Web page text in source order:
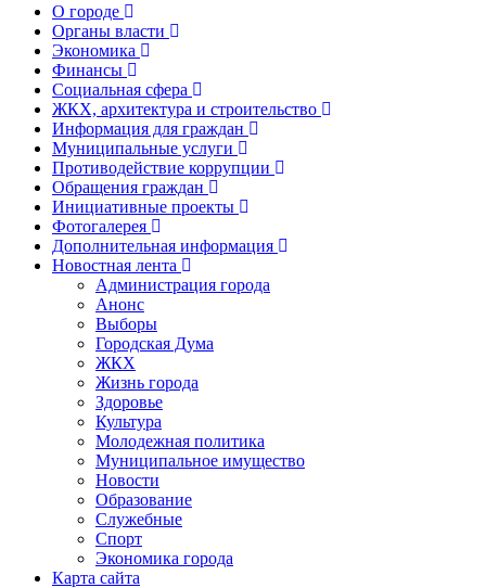
О городе
Органы власти
Экономика
Финансы
Социальная сфера
ЖКХ, архитектура и строительство
Информация для граждан
Муниципальные услуги
Противодействие коррупции
Обращения граждан
Инициативные проекты
Фотогалерея
Дополнительная информация
Новостная лента
Администрация города
Анонс
Выборы
Городская Дума
ЖКХ
Жизнь города
Здоровье
Культура
Молодежная политика
Муниципальное имущество
Новости
Образование
Служебные
Спорт
Экономика города
Карта сайта